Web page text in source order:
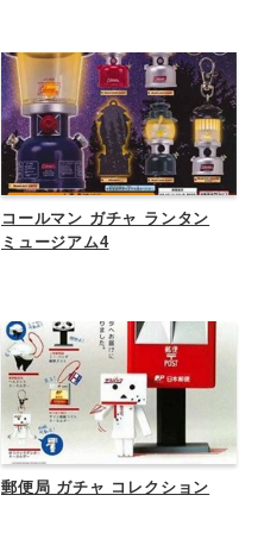
コールマン ガチャ ランタン
ミュージアム4
郵便局 ガチャ コレクション